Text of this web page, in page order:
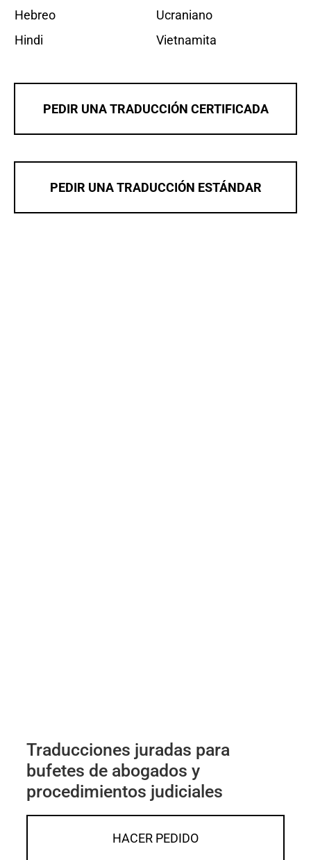
Hebreo
Hindi
Ucraniano
Vietnamita
PEDIR UNA TRADUCCIÓN CERTIFICADA
PEDIR UNA TRADUCCIÓN ESTÁNDAR
Traducciones juradas para
bufetes de abogados y
procedimientos judiciales
HACER PEDIDO